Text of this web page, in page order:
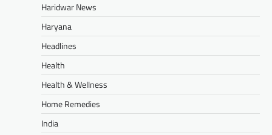
Haridwar News
Haryana
Headlines
Health
Health & Wellness
Home Remedies
India